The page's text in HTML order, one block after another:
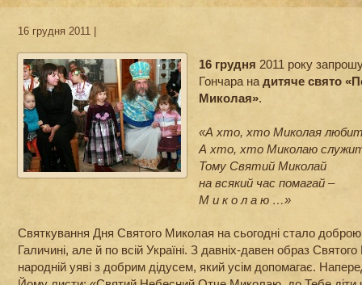
16 грудня 2011 |
16 грудня 2011 року
Гончара на дитяче свято
Миколая».
«А хто, хто Миколая
А хто, хто Миколаю
Тому Святий Миколай
на всякий час помагай –
М и к о л а ю …»
Святкування Дня Святого Миколая на сьогодні стало доброю
Галичині, але й по всій Україні. З давніх-давен образ
народній уяві з добрим дідусем, який усім допомагає.